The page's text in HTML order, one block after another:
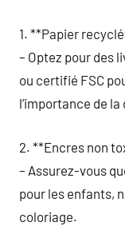
1. **Papier
– Optez pour des
ou certifié FSC
l’importance de
2. **Encres non
– Assurez-vous
pour les enfants,
coloriage.